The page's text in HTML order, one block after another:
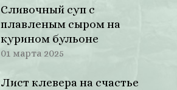
Сливочный суп с
плавленым сыром на
курином бульоне
01 марта 2025
Лист клевера на счастье